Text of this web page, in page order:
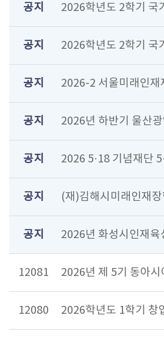
공지 2026학년도 2학기 국
공지 2026학년도 2학기 국
공지 2026-2 서울미래인재
공지 2026년 하반기 울산
공지 2026 5·18 기념재단
공지 (재)김해시미래인재
공지 2026년 화성시인재육
12081 2026년 제 5기 동아
12080 2026학년도 1학기 창